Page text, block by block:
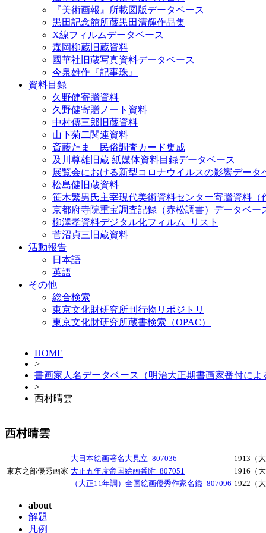
『美術画報』所載図版データベース
黒田記念館所蔵黒田清輝作品集
X線フィルムデータベース
森岡柳蔵旧蔵資料
國華社旧蔵写真資料データベース
今泉雄作『記事珠』
資料目録
久野健寄贈資料
久野健寄贈ノート資料
中村傳三郎旧蔵資料
山下菊二関連資料
斎藤たま 民俗調査カード集成
及川尊雄旧蔵 紙媒体資料目録データベース
展覧会における新型コロナウイルスの影響データ
松島健旧蔵資料
笹木繁男氏主宰現代美術資料センター寄贈資料（
京都府寺院重宝調査記録（赤松調書）データベー
柳澤孝資料デジタル化フィルム_リスト
菅沼貞三旧蔵資料
活動報告
日本語
英語
その他
総合検索
東京文化財研究所刊行物リポジトリ
東京文化財研究所蔵書検索（OPAC）
HOME
>
書画家人名データベース（明治大正期書画家番付によ
>
西村晴雲
西村晴雲
大日本絵画著名大見立_807036 1913（大
東京之部優秀画家 大正五年度帝国絵画番附_807051 1916（大
（大正11年調）全国絵画優秀作家名鑑_807096 1922（大
about
解題
凡例